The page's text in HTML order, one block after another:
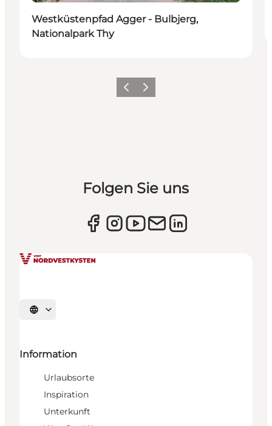
Westküstenpfad Agger - Bulbjerg,
Nationalpark Thy
ZurückWeiter
Folgen Sie uns
Sprache auswählen
Information
Urlaubsorte
Inspiration
Unterkunft